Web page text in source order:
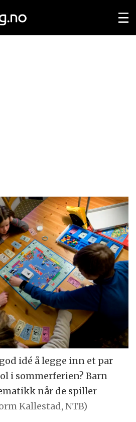
idé å legge inn et par
i sommerferien? Barn
når de spiller
Kallestad, NTB)